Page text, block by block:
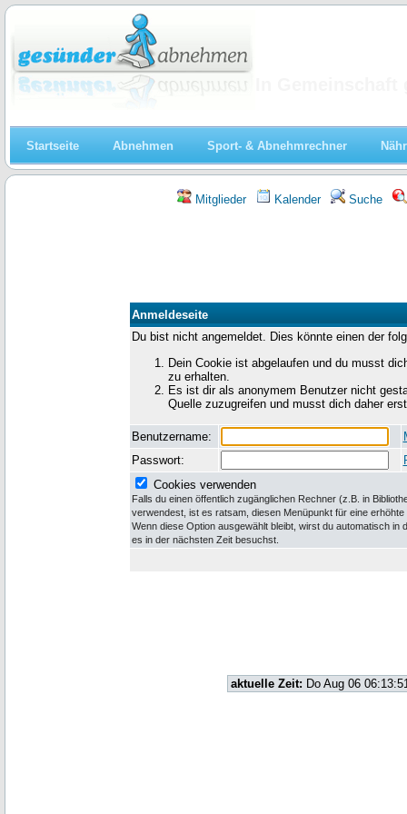
Startseite Abnehmen Sport- & Abnehmrechner
Mitglieder Kalender Suche
Anmeldeseite
Du bist nicht angemeldet. Dies könnte einen der
Dein Cookie ist abgelaufen und du musst
zu erhalten.
Es ist dir als anonymem Benutzer nicht
Quelle zuzugreifen und musst dich daher
Benutzername:
Passwort:
Cookies verwenden
Falls du einen öffentlich zugänglichen Rechner (z.B. in
verwendest, ist es ratsam, diesen Menüpunkt für eine erhöhte
Wenn diese Option ausgewählt bleibt, wirst du automatisch in
es in der nächsten Zeit besuchst.
aktuelle Zeit: Do Aug 06